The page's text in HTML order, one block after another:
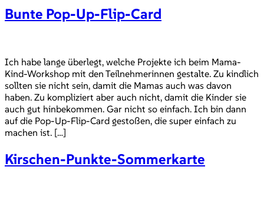
Bunte Pop-Up-Flip-Card
Ich habe lange überlegt, welche Projekte ich beim Mama-
Kind-Workshop mit den Teilnehmerinnen gestalte. Zu kindlich
sollten sie nicht sein, damit die Mamas auch was davon
haben. Zu kompliziert aber auch nicht, damit die Kinder sie
auch gut hinbekommen. Gar nicht so einfach. Ich bin dann
auf die Pop-Up-Flip-Card gestoßen, die super einfach zu
machen ist. […]
Kirschen-Punkte-Sommerkarte